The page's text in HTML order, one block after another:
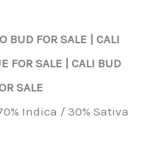
BUD FOR SALE | CALI
FOR SALE | CALI BUD
SALE
Indica / 30% Sativa